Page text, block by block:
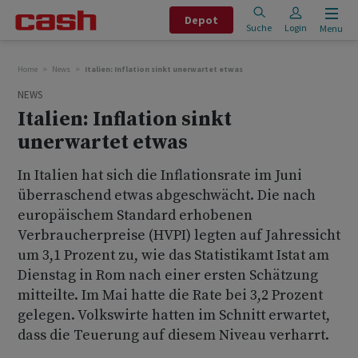
Depot
Suche Login Menu
Home News Italien: Inflation sinkt unerwartet etwas
NEWS
Italien: Inflation sinkt
unerwartet etwas
In Italien hat sich die Inflationsrate im Juni
überraschend etwas abgeschwächt. Die nach
europäischem Standard erhobenen
Verbraucherpreise (HVPI) legten auf Jahressicht
um 3,1 Prozent zu, wie das Statistikamt Istat am
Dienstag in Rom nach einer ersten Schätzung
mitteilte. Im Mai hatte die Rate bei 3,2 Prozent
gelegen. Volkswirte hatten im Schnitt erwartet,
dass die Teuerung auf diesem Niveau verharrt.